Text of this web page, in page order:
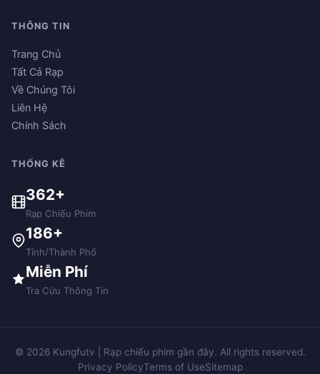
THÔNG TIN
Trang Chủ
Tất Cả Rạp
Về Chúng Tôi
Liên Hệ
Chính Sách
THỐNG KÊ
362+
Rạp Chiếu Phim
186+
Tỉnh/Thành Phố
Miễn Phí
Tra Cứu Thông Tin
© 2026 Kungfutv | Rạp chiếu phim gần đây. All rights reserved.
Privacy PolicyTerms of UseSitemap